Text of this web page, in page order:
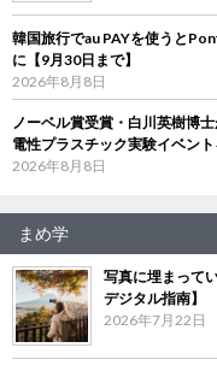
韓国旅行でau PAYを使うと
に【9月30日まで】
2026年8月8日
ノーベル賞受賞・白川英樹博
電性プラスチック実験イベン
2026年8月8日
まめ学
写真に埋まって
デジタル指南】
2026年7月22日